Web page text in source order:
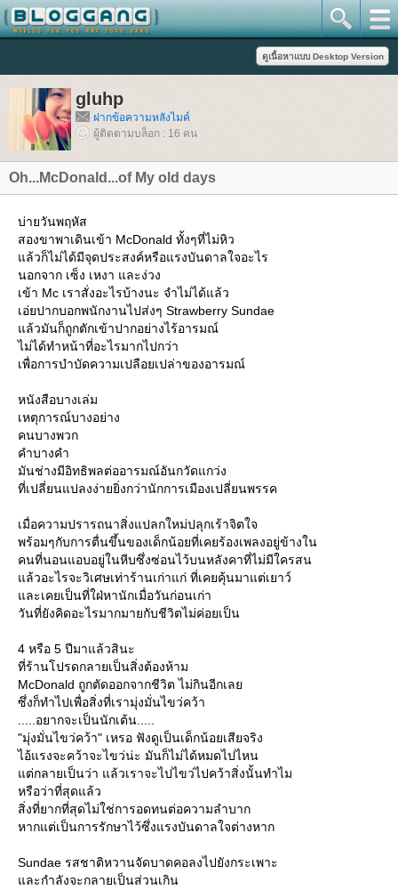
gluhp
ฝากข้อความหลังไมค์
ผู้ติดตามบล็อก : 16 คน
Oh...McDonald...of My old days
บ่ายวันพฤหัส
สองขาพาเดินเข้า McDonald ทั้งๆที่ไม่หิว
ล้วก็ไม่ได้มีจุดประสงค์หรือแรงบันดาลใจอะไร
นอกจาก เซ็ง เหงา และง่วง
เข้า Mc เราสั่งอะไรบ้างนะ จำไม่ได้แล้ว
เอ่ยปากบอกพนักงานไปส่งๆ Strawberry Sundae
ล้วมันก็ถูกตักเข้าปากอย่างไร้อารมณ์
ไม่ได้ทำหน้าที่อะไรมากไปกว่า
เพื่อการบำบัดความเปลือยเปล่าของอารมณ์
หนังสือบางเล่ม
เหตุการณ์บางอย่าง
คนบางพวก
คำบางคำ
มันช่างมีอิทธิพลต่ออารมณ์อันกวัดแกว่ง
ที่เปลี่ยนแปลงง่ายยิ่งกว่านักการเมืองเปลี่ยนพรรค
เมื่อความปรารถนาสิ่งแปลกใหม่ปลุกเร้าจิตใจ
พร้อมๆกับการตื่นขึ้นของเด็กน้อยที่เคยร้องเพลงอยู่ข้างใน
คนที่นอนแอบอยู่ในหีบซึ่งซ่อนไว้บนหลังคาที่ไม่มีใครสน
ล้วอะไรจะวิเศษเท่าร้านเก่าแก่ ที่เคยคุ้นมาแต่เยาว์
ละเคยเป็นที่ใฝ่หานักเมื่อวันก่อนเก่า
วันที่ยังคิดอะไรมากมายกับชีวิตไม่ค่อยเป็น
4 หรือ 5 ปีมาแล้วสินะ
ที่ร้านโปรดกลายเป็นสิ่งต้องห้าม
McDonald ถูกตัดออกจากชีวิต ไม่กินอีกเล
ซึ่งก็ทำไปเพื่อสิ่งที่เรามุ่งมั่นไขว่คว้า
.....อยากจะเป็นนักเต้น.....
"มุ่งมั่นไขว่คว้า" เหรอ ฟังดูเป็นเด็กน้อยเสียจริง
ไอ้แรงจะคว้าจะไขว่น่ะ มันก็ไม่ได้หมดไปไหน
ต่กลายเป็นว่า แล้วเราจะไปไขว่ไปคว้าสิ่งนั้นทำไม
หรือว่าที่สุดแล้ว
สิ่งที่ยากที่สุดไม่ใช่การอดทนต่อความลำบาก
หากแต่เป็นการรักษาไว้ซึ่งแรงบันดาลใจต่างหาก
Sundae รสชาติหวานจัดบาดคอลงไปยังกระเพาะ
ละกำลังจะกลายเป็นส่วนเกิน